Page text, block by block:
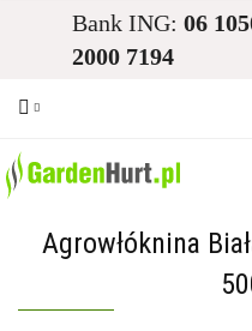
Bank ING: 06
2000 7194
Agrowłóknina